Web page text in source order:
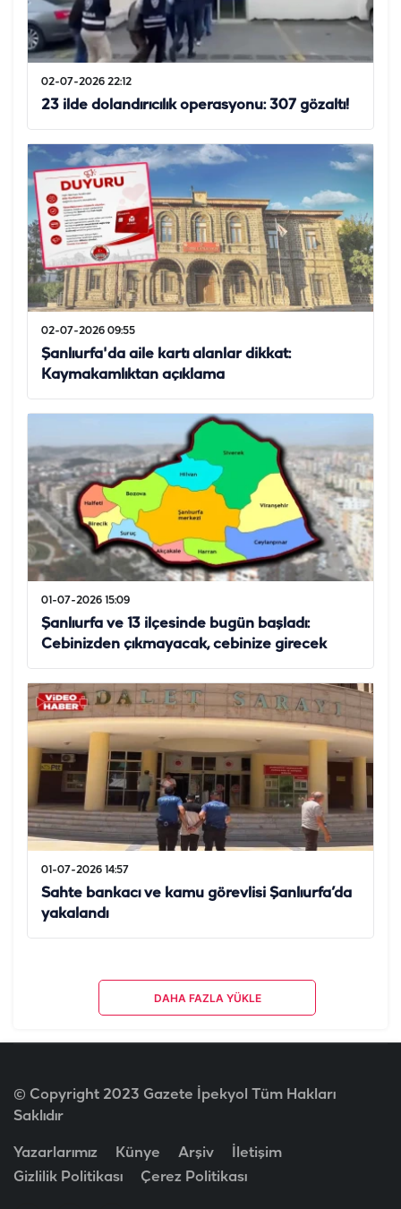
02-07-2026 22:12
23 ilde dolandırıcılık operasyonu: 307 gözaltı!
02-07-2026 09:55
Şanlıurfa'da aile kartı alanlar dikkat:
Kaymakamlıktan açıklama
01-07-2026 15:09
Şanlıurfa ve 13 ilçesinde bugün başladı:
Cebinizden çıkmayacak, cebinize girecek
01-07-2026 14:57
Sahte bankacı ve kamu görevlisi Şanlıurfa’da
yakalandı
DAHA FAZLA YÜKLE
© Copyright 2023 Gazete İpekyol Tüm Hakları
Saklıdır
Yazarlarımız Künye Arşiv
İletişim
Gizlilik Politikası
Çerez Politikası